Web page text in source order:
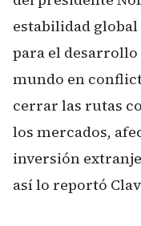
estabilidad
para el desarrollo
mundo en
cerrar las rutas
los mercados,
inversión
así lo reportó